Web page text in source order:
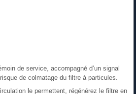
de service, accompagné d’un signal
de colmatage du filtre à particules.
le permettent, régénérez le filtre en